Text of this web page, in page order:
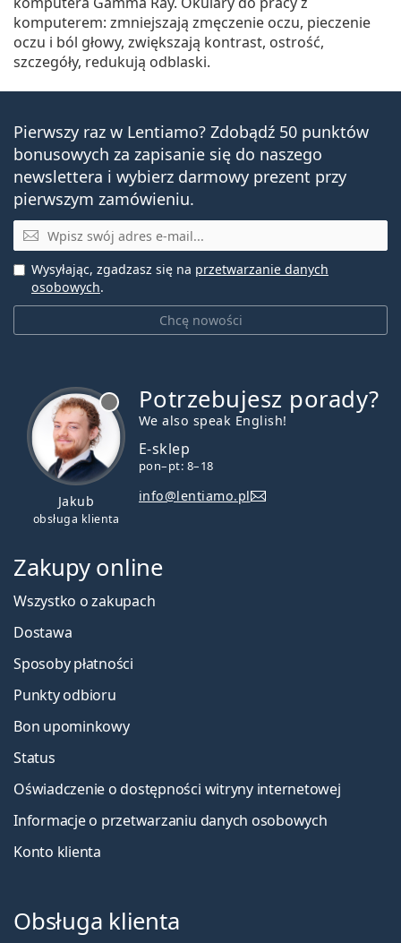
komputerem: zmniejszają zmęczenie oczu, pieczenie
oczu i ból głowy, zwiększają kontrast, ostrość,
szczegóły, redukują odblaski.
Pierwszy raz w Lentiamo? Zdobądź 50 punktów
bonusowych za zapisanie się do naszego
newslettera i wybierz darmowy prezent przy
pierwszym zamówieniu.
E-mail
Chcę nowości
Wysyłając, zgadzasz się na przetwarzanie danych
osobowych.
Jakub
obsługa klienta
Potrzebujesz porady?
We also speak English!
E-sklep
pon–pt: 8–18
info@lentiamo.pl
Zakupy online
Wszystko o zakupach
Dostawa
Sposoby płatności
Punkty odbioru
Bon upominkowy
Status
Oświadczenie o dostępności witryny internetowej
Informacje o przetwarzaniu danych osobowych
Konto klienta
Obsługa klienta